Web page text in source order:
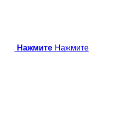
Нажмите Нажмите